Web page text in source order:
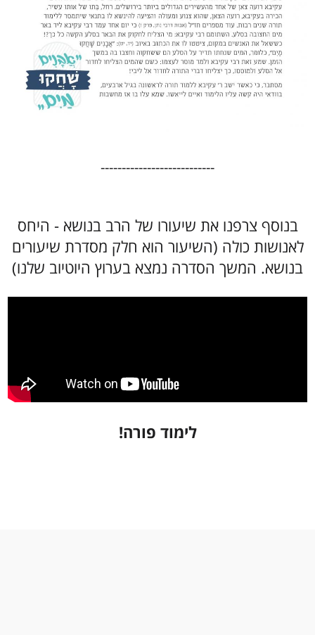
---------------------------
בנוסף צרפנו את שיעורו של הרב בנושא - היחס
לאנושות כולה (השיעור הוא חלק מסדרת שיעורים
בנושא. המשך הסדרה נמצא בערוץ היוטיוב שלנו)
לימוד פורה!